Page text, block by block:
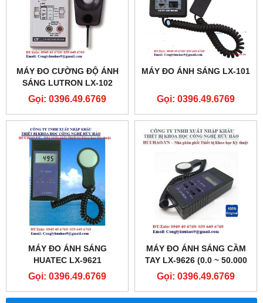
MÁY ĐO CƯỜNG ĐỘ ÁNH
SÁNG LUTRON LX-102
Gọi: 0396.49.6769
MÁY ĐO ÁNH SÁNG LX-101
Gọi: 0396.49.6769
MÁY ĐO ÁNH SÁNG
HUATEC LX-9621
Gọi: 0396.49.6769
MÁY ĐO ÁNH SÁNG CẦM
TAY LX-9626 (0.0 ~ 50.000
LUX)
Gọi: 0396.49.6769